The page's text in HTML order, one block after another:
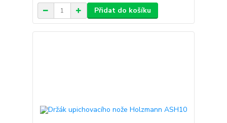
Přidat do košíku